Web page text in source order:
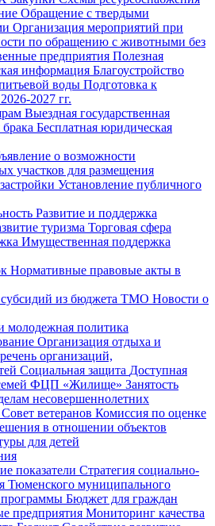
Обращение с твердыми
Организация мероприятий при
по обращению с животными без
предприятия Полезная
информация Благоустройство
воды Подготовка к
2027 гг.
Выездная государственная
Бесплатная юридическая
о возможности
участков для размещения
Установление публичного
Развитие и поддержка
туризма Торговая сфера
Имущественная поддержка
Нормативные правовые акты в
из бюджета ТМО Новости о
молодежная политика
Организация отдыха и
организаций,
Социальная защита Доступная
ФЦП «Жилище» Занятость
несовершеннолетних
Совет ветеранов Комиссия по оценке
в отношении объектов
для детей
показатели Стратегия социально-
Тюменского муниципального
Бюджет для граждан
предприятия Мониторинг качества